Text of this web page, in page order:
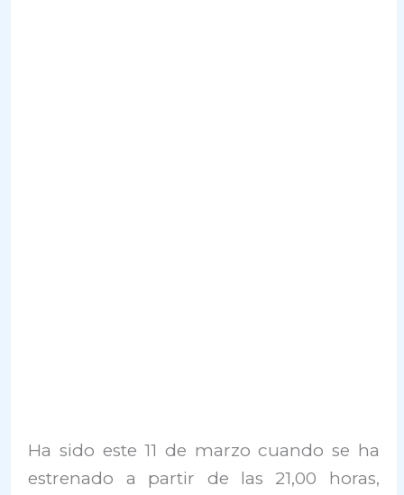
Ha sido este 11 de marzo cuando se ha
estrenado a partir de las 21,00 horas,